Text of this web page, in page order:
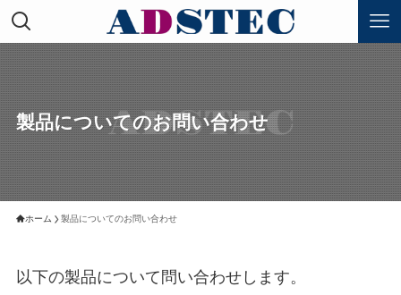
製品についてのお問い合わせ
ホーム 製品についてのお問い合わせ
以下の製品について問い合わせします。